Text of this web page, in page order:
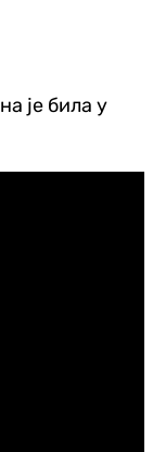
је била у